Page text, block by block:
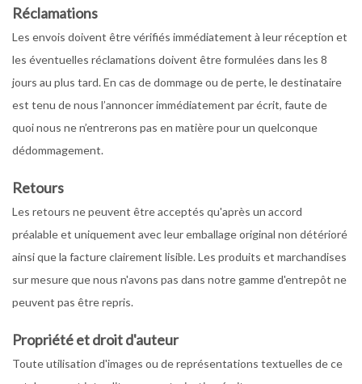
Réclamations
Les envois doivent être vérifiés immédiatement à leur réception et
les éventuelles réclamations doivent être formulées dans les 8
jours au plus tard. En cas de dommage ou de perte, le destinataire
est tenu de nous l’annoncer immédiatement par écrit, faute de
quoi nous ne n’entrerons pas en matière pour un quelconque
dédommagement.
Retours
Les retours ne peuvent être acceptés qu'après un accord
préalable et uniquement avec leur emballage original non détérioré
ainsi que la facture clairement lisible. Les produits et marchandises
sur mesure que nous n'avons pas dans notre gamme d'entrepôt ne
peuvent pas être repris.
Propriété et droit d'auteur
Toute utilisation d'images ou de représentations textuelles de ce